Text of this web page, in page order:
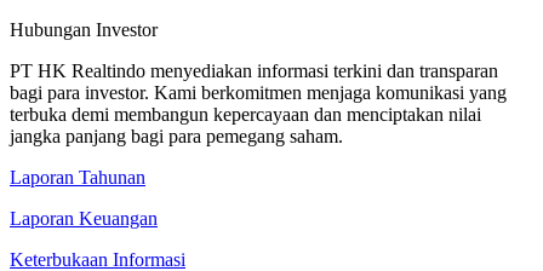
Hubungan Investor
PT HK Realtindo menyediakan informasi terkini dan transparan
bagi para investor. Kami berkomitmen menjaga komunikasi yang
terbuka demi membangun kepercayaan dan menciptakan nilai
jangka panjang bagi para pemegang saham.
Laporan Tahunan
Laporan Keuangan
Keterbukaan Informasi